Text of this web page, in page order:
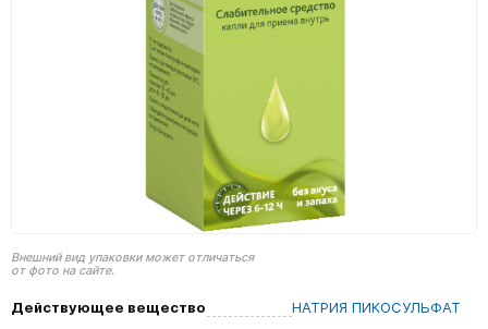
Внешний вид упаковки может отличаться
от фото на сайте.
Действующее вещество
НАТРИЯ ПИКОСУЛЬФАТ